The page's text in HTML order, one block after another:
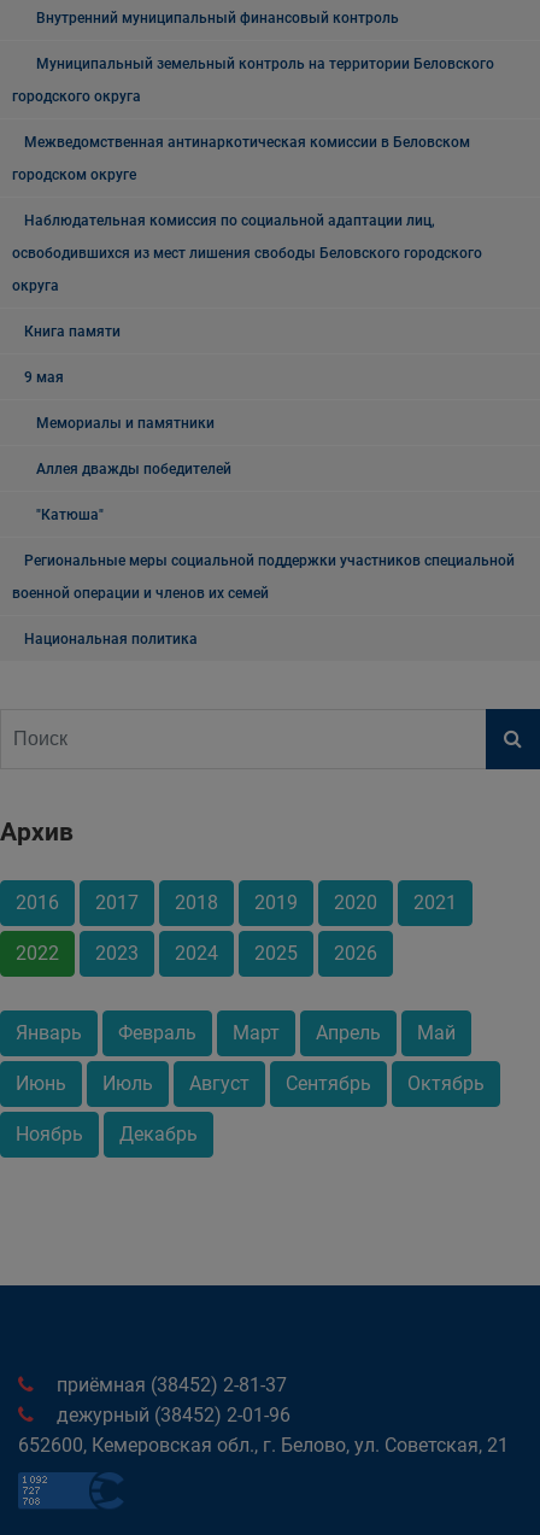
Внутренний муниципальный финансовый контроль
Муниципальный земельный контроль на территории Беловского
городского округа
Межведомственная антинаркотическая комиссии в Беловском
городском округе
Наблюдательная комиссия по социальной адаптации лиц,
освободившихся из мест лишения свободы Беловского городского
округа
Книга памяти
9 мая
Мемориалы и памятники
Аллея дважды победителей
"Катюша"
Региональные меры социальной поддержки участников специальной
военной операции и членов их семей
Национальная политика
Архив
2016 2017 2018 2019 2020 2021
2022 2023 2024 2025 2026
Январь Февраль Март Апрель Май
Июнь Июль Август Сентябрь Октябрь
Ноябрь Декабрь
приёмная (38452) 2-81-37
дежурный (38452) 2-01-96
652600, Кемеровская обл., г. Белово, ул. Советская, 21